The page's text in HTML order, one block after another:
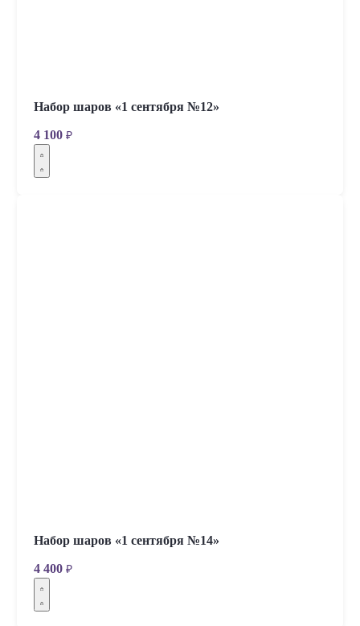
Набор шаров «1 сентября №12»
4 100 ₽
Набор шаров «1 сентября №14»
4 400 ₽